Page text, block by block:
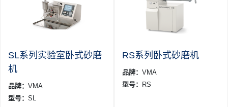
SL系列实验室卧式砂磨
机
品牌： VMA
型号： SL
RS系列卧式砂磨机
品牌： VMA
型号：
RS